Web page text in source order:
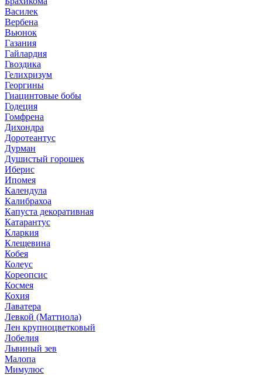
Василек
Вербена
Вьюнок
Газания
Гайлардия
Гвоздика
Гелихризум
Георгины
Гиацинтовые бобы
Годеция
Гомфрена
Дихондра
Доротеантус
Дурман
Душистый горошек
Иберис
Ипомея
Календула
Калибрахоа
Капуста декоративная
Катарантус
Кларкия
Клещевина
Кобея
Колеус
Кореопсис
Космея
Кохия
Лаватера
Левкой (Маттиола)
Лен крупноцветковый
Лобелия
Львиный зев
Малопа
Мимулюс